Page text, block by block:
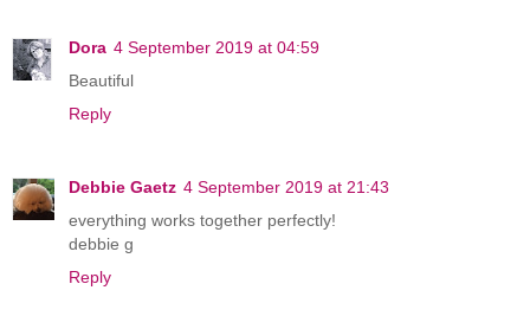
Dora 4 September 2019 at 04:59
Beautiful
Reply
Debbie Gaetz 4 September 2019 at 21:43
everything works together perfectly!
debbie g
Reply